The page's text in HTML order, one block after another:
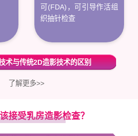
可(FDA)，可引导作活组
织抽针检查
术与传统2D造影技术的区别
了解更多>>
接受乳房造影检查？